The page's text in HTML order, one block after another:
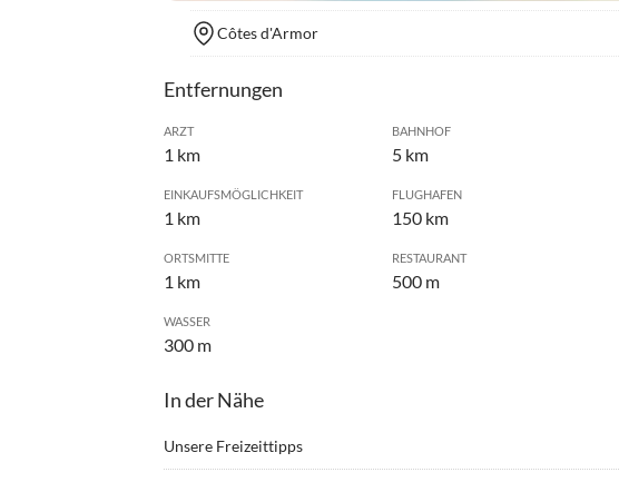
Côtes d'Armor
Entfernungen
ARZT
1 km
BAHNHOF
5 km
EINKAUFSMÖGLICHKEIT
1 km
FLUGHAFEN
150 km
ORTSMITTE
1 km
RESTAURANT
500 m
WASSER
300 m
In der Nähe
Unsere Freizeittipps